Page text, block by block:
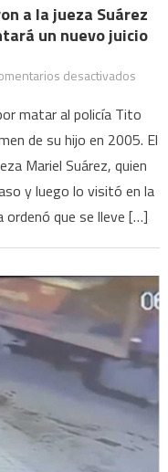
a la jueza Suárez
un nuevo juicio
desactivadosen
preso
por
el
que
jueza
por
en
la
matar al policía Tito
de su hijo en 2005. El
Mariel Suárez, quien
y luego lo visitó en la
ordenó que se lleve […]